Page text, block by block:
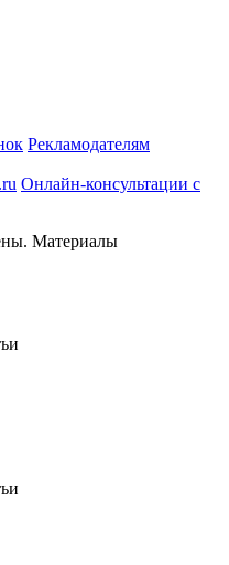
Рекламодателям
Онлайн-консультации с
Материалы